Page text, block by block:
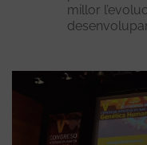
millor